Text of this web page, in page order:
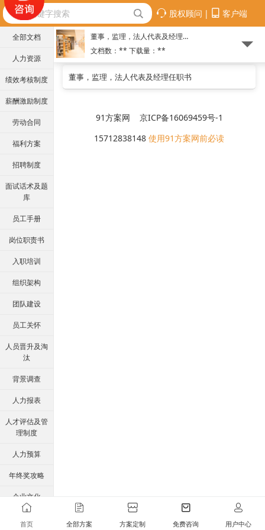
股权顾问 | 客户端
全部文档
人力资源
绩效考核制度
薪酬激励制度
劳动合同
福利方案
招聘制度
面试话术及题
库
员工手册
岗位职责书
入职培训
组织架构
团队建设
员工关怀
人员晋升及淘
汰
背景调查
人力报表
人才评估及管
理制度
人力预算
年终奖攻略
企业文化
董事，监理，法人代表及经理任职书
文档数：** 下载量： **
董事，监理，法人代表及经理任职书
91方案网 京ICP备16069459号-1
15712838148 使用91方案网前必读
首页 全部方案 方案定制 免费咨询 用户中心